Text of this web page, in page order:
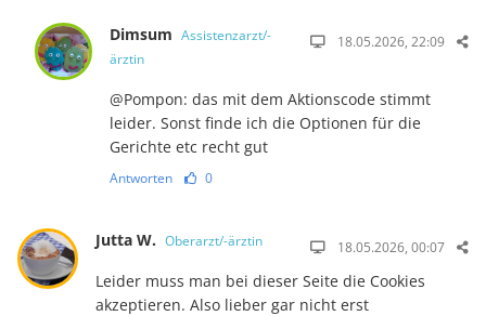
Dimsum Assistenzarzt/-
ärztin
18.05.2026, 22:09
@Pompon: das mit dem Aktionscode stimmt
leider. Sonst finde ich die Optionen für die
Gerichte etc recht gut
Antworten 0
Jutta W. Oberarzt/-ärztin 18.05.2026, 00:07
Leider muss man bei dieser Seite die Cookies
akzeptieren. Also lieber gar nicht erst